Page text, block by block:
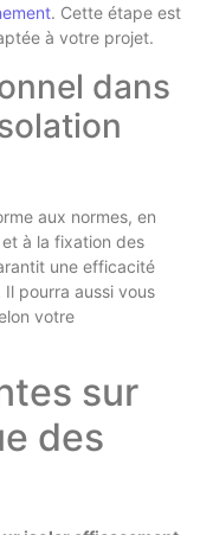
. Cette étape est
à votre projet.
dans
aux normes, en
à la fixation des
une efficacité
pourra aussi vous
votre
sur
des